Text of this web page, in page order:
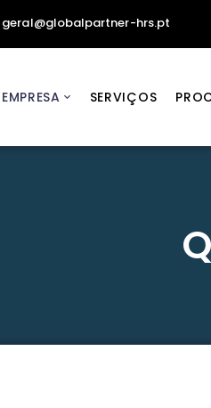
geral@globalpartner-hrs.pt
SERVIÇOS